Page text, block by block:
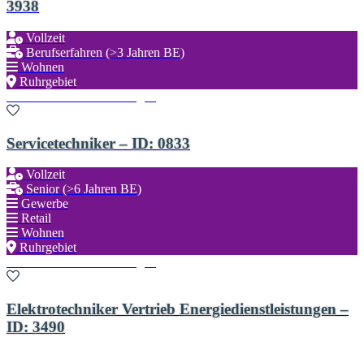
3938
Vollzeit
Berufserfahren (>3 Jahren BE)
Wohnen
Ruhrgebiet
Servicetechniker – ID: 0833
Vollzeit
Senior (>6 Jahren BE)
Gewerbe
Retail
Wohnen
Ruhrgebiet
Elektrotechniker Vertrieb Energiedienstleistungen –
ID: 3490